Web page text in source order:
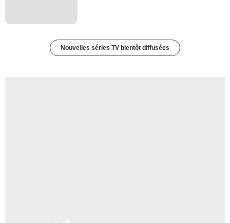
Nouvelles séries TV bientôt diffusées